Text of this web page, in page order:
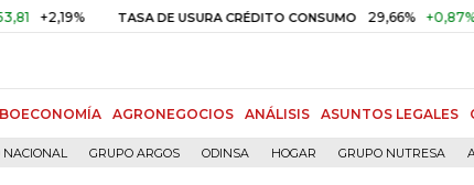
TASA DE USURA CRÉDITO CONSUMO 29,66% +0,87% +3,02%
AGRONEGOCIOS ANÁLISIS ASUNTOS LEGALES
NACIONAL GRUPO ARGOS ODINSA HOGAR GRUPO NUTRESA